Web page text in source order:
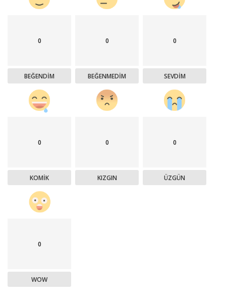
0
BEĞENDIM
0
BEĞENMEDIM
0
SEVDIM
0
KOMIK
0
KIZGIN
0
ÜZGÜN
0
WOW